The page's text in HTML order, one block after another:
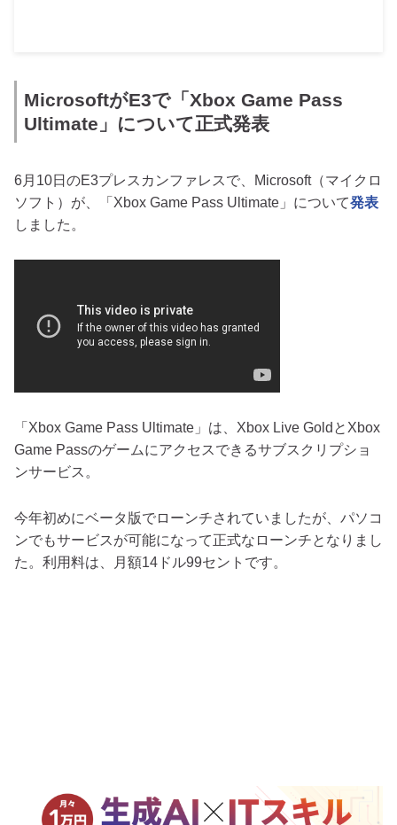
MicrosoftがE3で「Xbox Game Pass
Ultimate」について正式発表
6月10日のE3プレスカンファレスで、Microsoft（マイクロ
ソフト）が、「Xbox Game Pass Ultimate」について発表
しました。
「Xbox Game Pass Ultimate」は、Xbox Live GoldとXbox
Game Passのゲームにアクセスできるサブスクリプショ
ンサービス。
今年初めにベータ版でローンチされていましたが、パソコ
ンでもサービスが可能になって正式なローンチとなりまし
た。利用料は、月額14ドル99セントです。